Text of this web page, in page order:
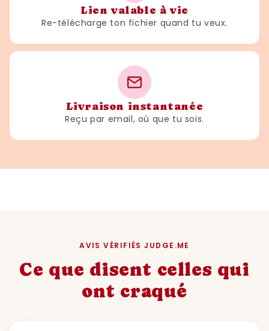
Lien valable à vie
Re-télécharge ton fichier quand tu veux.
Livraison instantanée
Reçu par email, où que tu sois.
AVIS VÉRIFIÉS JUDGE.ME
Ce que disent celles qui
ont craqué